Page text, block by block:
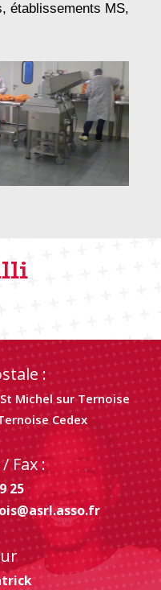
établissements MS,
:
Michel sur Ternoise
Cedex
Fax :
25